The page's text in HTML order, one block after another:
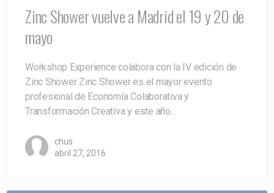
Zinc Shower vuelve a Madrid el 19 y 20 de
mayo
Workshop Experience colabora con la IV edición de
Zinc Shower Zinc Shower es el mayor evento
profesional de Economía Colaborativa y
Transformación Creativa y este año…
chus
abril 27, 2016